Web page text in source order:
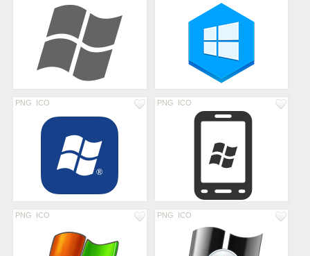
PNG ICO PNG ICO
PNG ICO PNG ICO